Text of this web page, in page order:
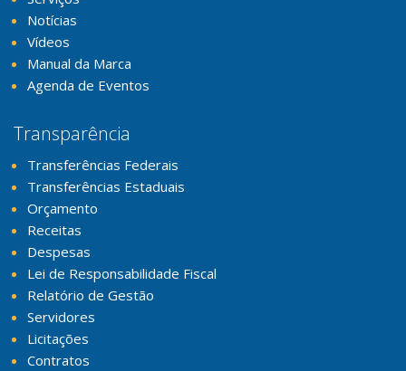
Notícias
Vídeos
Manual da Marca
Agenda de Eventos
Transparência
Transferências Federais
Transferências Estaduais
Orçamento
Receitas
Despesas
Lei de Responsabilidade Fiscal
Relatório de Gestão
Servidores
Licitações
Contratos